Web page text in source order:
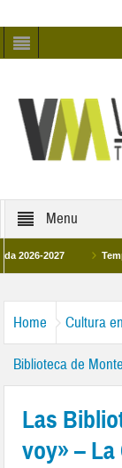
Menu
2027 Temporada
Home Cultura
Biblioteca de
Las
voy» –